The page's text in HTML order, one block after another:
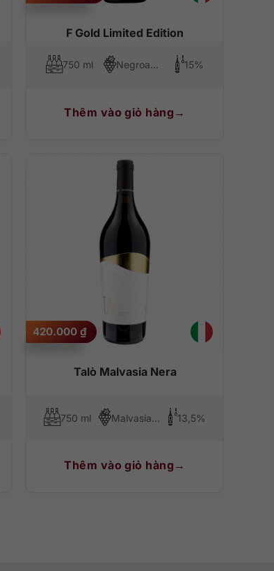
F Gold Limited Edition
750 ml Negroamaro 15%
Thêm vào giỏ hàng
Talò Malvasia Nera
420.000 ₫
750 ml Malvasia Nera 13,5%
Thêm vào giỏ hàng